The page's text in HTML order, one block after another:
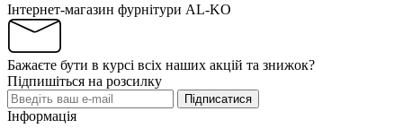
Інтернет-магазин фурнітури AL-KO
Бажаєте бути в курсі всіх наших акцій та знижок?
Підпишіться на розсилку
Підписатися
Інформація